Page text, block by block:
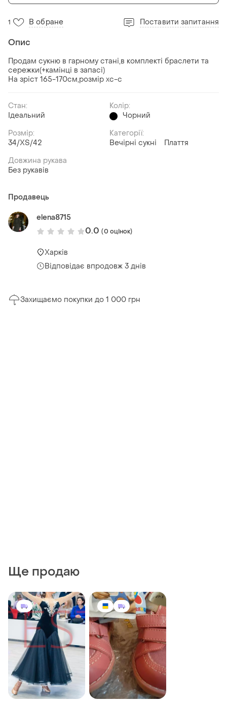
1 В обране Поставити запитання
Опис
Продам сукню в гарному стані,в комплекті браслети та
сережки(+камінці в запасі)
На зріст 165-170см,розмір хс-с
Стан:
Ідеальний
Колір:
Чорний
Розмір:
34/XS/42
Категорії:
Вечірні сукні
Плаття
Довжина рукава
Без рукавів
Продавець
elena8715
0.0 (0 оцінок)
Харків
Відповідає впродовж 3 днів
Захищаємо покупки до 1 000 грн
Ще продаю